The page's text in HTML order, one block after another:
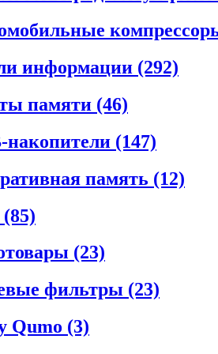
информации (292)
памяти (46)
накопители (147)
память (12)
(85)
(23)
фильтры (23)
Qumo (3)